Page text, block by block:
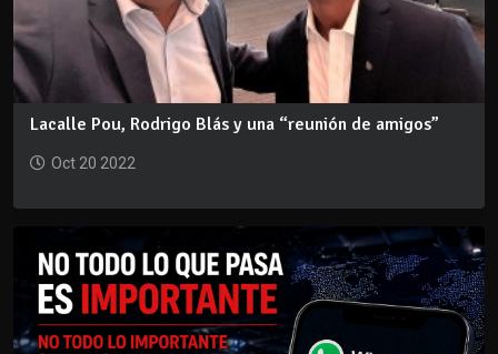
Lacalle Pou, Rodrigo Blás y una “reunión de amigos”
Oct 20 2022